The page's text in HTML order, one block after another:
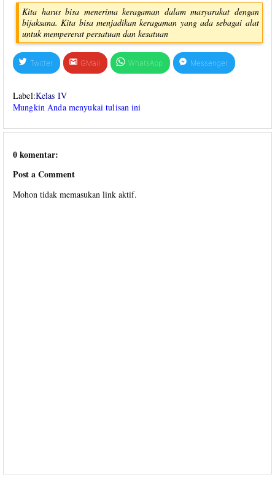
Kita harus bisa menerima keragaman dalam masyarakat dengan
bijaksana. Kita bisa menjadikan keragaman yang ada sebagai alat
untuk mempererat persatuan dan kesatuan
Twitter GMail WhatsApp Messenger
Label:Kelas IV
Mungkin Anda menyukai tulisan ini
0 komentar:
Post a Comment
Mohon tidak memasukan link aktif.